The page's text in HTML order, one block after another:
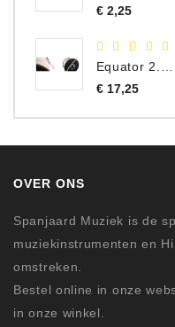
€ 2,25Prijs
Equator 2.0 Speaker Kabel per meter
€ 17,25Prijs
OVER ONS
Spanjaard Muziek is de
muziekinstrumenten en
omstreken.
Bestel online in onze
in onze winkel.